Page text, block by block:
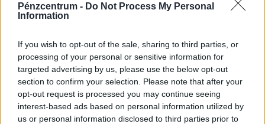
Pénzcentrum - Do Not Process My Personal
Information
If you wish to opt-out of the sale, sharing to third parties, or
processing of your personal or sensitive information for
targeted advertising by us, please use the below opt-out
section to confirm your selection. Please note that after your
opt-out request is processed you may continue seeing
interest-based ads based on personal information utilized by
us or personal information disclosed to third parties prior to